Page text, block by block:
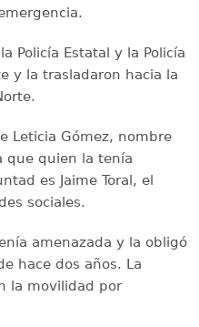
Policía Estatal y la Policía
y la trasladaron hacia la
Leticia Gómez, nombre
que quien la tenía
es Jaime Toral, el
sociales.
amenazada y la obligó
hace dos años. La
la movilidad por